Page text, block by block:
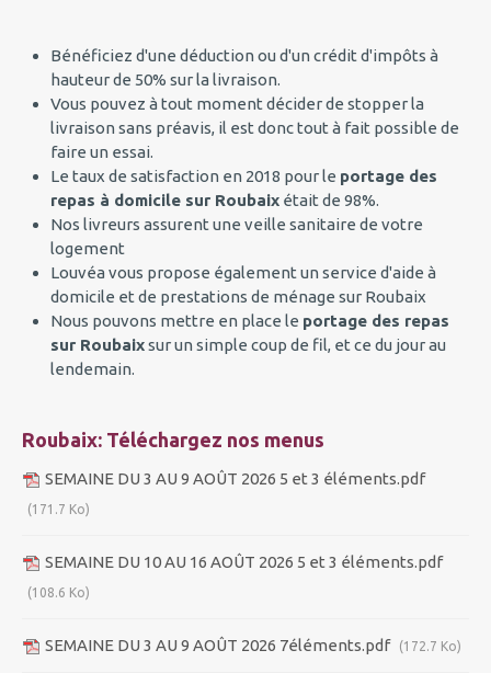
Bénéficiez d'une déduction ou d'un crédit d'impôts à
hauteur de 50% sur la livraison.
Vous pouvez à tout moment décider de stopper la
livraison sans préavis, il est donc tout à fait possible de
faire un essai.
Le taux de satisfaction en 2018 pour le portage des
repas à domicile sur Roubaix était de 98%.
Nos livreurs assurent une veille sanitaire de votre
logement
Louvéa vous propose également un service d'aide à
domicile et de prestations de ménage sur Roubaix
Nous pouvons mettre en place le portage des repas
sur Roubaixsur un simple coup de fil, et ce du jour au
lendemain.
Roubaix: Téléchargez nos menus
SEMAINE DU 3 AU 9 AOÛT 2026 5 et 3 éléments.pdf
(171.7 Ko)
SEMAINE DU 10 AU 16 AOÛT 2026 5 et 3 éléments.pdf
(108.6 Ko)
SEMAINE DU 3 AU 9 AOÛT 2026 7éléments.pdf (172.7 Ko)